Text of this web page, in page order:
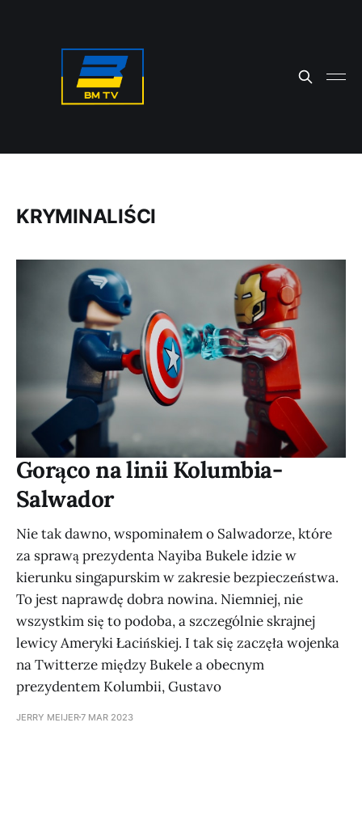
KRYMINALIŚCI
Gorąco na linii Kolumbia-
Salwador
Nie tak dawno, wspominałem o Salwadorze, które
za sprawą prezydenta Nayiba Bukele idzie w
kierunku singapurskim w zakresie bezpieczeństwa.
To jest naprawdę dobra nowina. Niemniej, nie
wszystkim się to podoba, a szczególnie skrajnej
lewicy Ameryki Łacińskiej. I tak się zaczęła wojenka
na Twitterze między Bukele a obecnym
prezydentem Kolumbii, Gustavo
JERRY MEIJER7 MAR 2023